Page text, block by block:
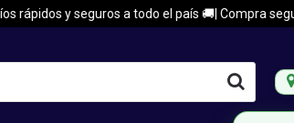
rápidos y seguros a todo el país 🚚| Compra segura